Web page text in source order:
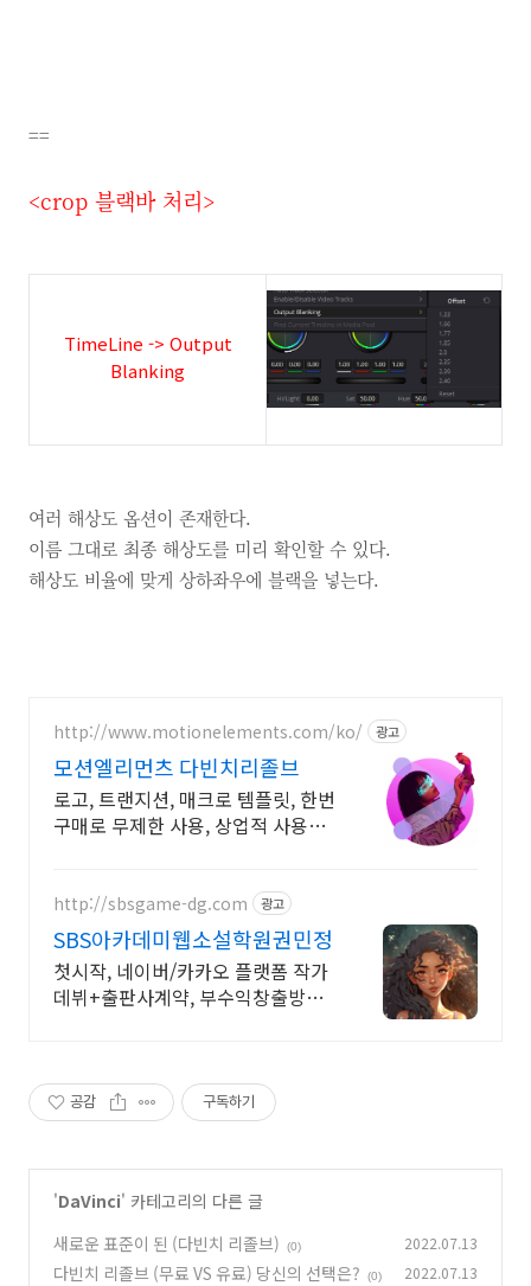
==
<crop 블랙바 처리>
TimeLine -> Output
Blanking
여러 해상도 옵션이 존재한다.
이름 그대로 최종 해상도를 미리 확인할 수 있다.
해상도 비율에 맞게 상하좌우에 블랙을 넣는다.
http://www.motionelements.com/ko/ 광고
모션엘리먼츠 다빈치리졸브
로고, 트랜지션, 매크로 템플릿, 한번
구매로 무제한 사용, 상업적 사용
http://sbsgame-dg.com 광고
SBS아카데미웹소설학원권민정
첫시작, 네이버/카카오 플랫폼 작가
데뷔+출판사계약, 부수익창출방법
공감 구독하기
'DaVinci' 카테고리의 다른 글
새로운 표준이 된 (다빈치 리졸브)
(0) 2022.07.13
다빈치 리졸브 (무료 VS 유료) 당신의 선택은? (0) 2022.07.13